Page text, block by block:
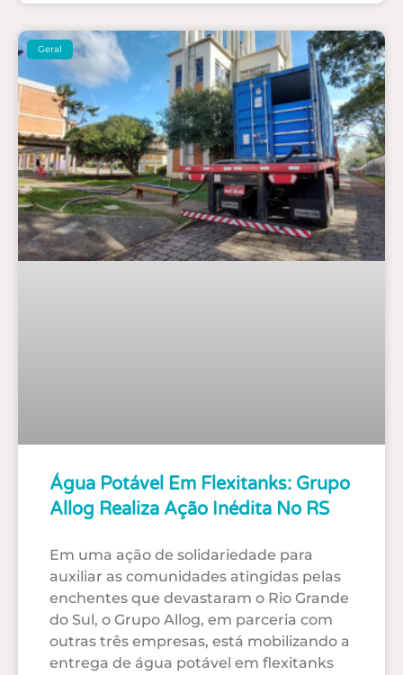
Geral
Água Potável Em Flexitanks: Grupo
Allog Realiza Ação Inédita No RS
Em uma ação de solidariedade para
auxiliar as comunidades atingidas pelas
enchentes que devastaram o Rio Grande
do Sul, o Grupo Allog, em parceria com
outras três empresas, está mobilizando a
entrega de água potável em flexitanks